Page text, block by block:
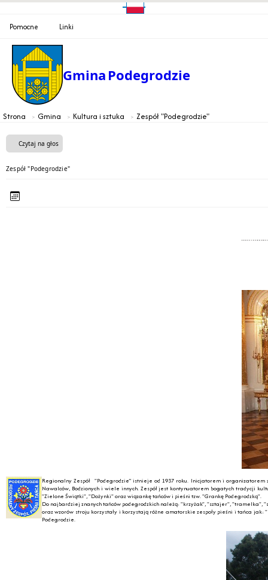
Pomocne Linki
Gmina Podegrodzie
Strona Gmina Kultura i sztuka Zespół "Podegrodzie"
Czytaj na głos
Zespół "Podegrodzie"
Regionalny Zespół "Podegrodzie” istnieje od 1937 roku. Inicjatorem i organizatorem
Nawalców, Bodzionych i wiele innych. Zespół jest kontynuatorem bogatych tradycji
"Zielone Świątki", "Dożynki" oraz wiązankę tańców i pieśni tzw. "Grankę Podegrodzką".
Do najbardziej znanych tańców podegrodzkich należą: "krzyżak", "sztajer", "tramelka",
oraz wzorów stroju korzystały i korzystają różne amatorskie zespoły pieśni i tańca jak:
Podegrodzie.